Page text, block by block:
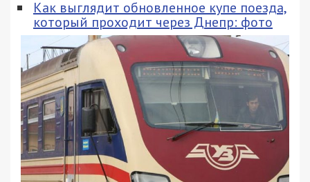
Как выглядит обновленное купе поезда,
который проходит через Днепр: фото